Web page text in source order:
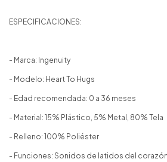
ESPECIFICACIONES:
- Marca: Ingenuity
- Modelo: Heart To Hugs
- Edad recomendada: 0 a 36 meses
- Material: 15% Plástico, 5% Metal, 80% Tela
- Relleno: 100% Poliéster
- Funciones: Sonidos de latidos del